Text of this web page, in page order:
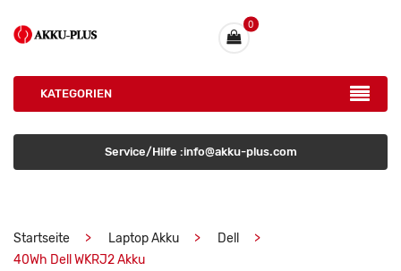
0
KATEGORIEN
Service/Hilfe :info@akku-plus.com
Startseite Laptop Akku
Dell
40Wh Dell WKRJ2 Akku